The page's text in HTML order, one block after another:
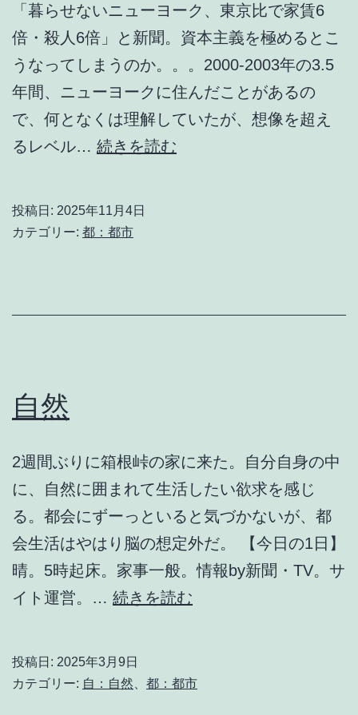
「暮らせないニューヨーク、東京比で家賃6
倍・殺人6倍」と新聞。資本主義を極めるとこ
うなってしまうのか。。。2000-2003年の3.5
年間、ニューヨークに住んだことがあるの
で、何となくは理解していたが、想像を超え
るレベル… 続きを読む
投稿日: 2025年11月4日
カテゴリー: 都：都市
自然
2週間ぶりに箱根峠の家に来た。自分自身の中
に、自然に囲まれて生活したい欲求を感じ
る。都会にずーっといると気づかないが、都
会生活はやはり脳の想定外だ。 【今日の1日】
晴。5時起床。家事一般。情報by新聞・TV。サ
イト運営。… 続きを読む
投稿日: 2025年3月9日
カテゴリー: 自：自然 都：都市